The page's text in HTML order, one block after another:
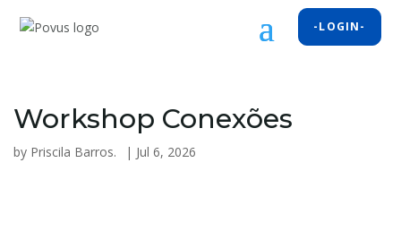
-LOGIN-
Workshop Conexões
by Priscila Barros. | Jul 6, 2026